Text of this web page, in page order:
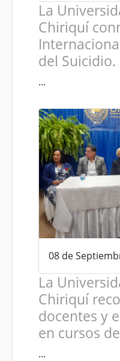
La
Chiriquí
del Suicidio.
...
08 de
La
Chiriquí
docentes y
en cursos
...